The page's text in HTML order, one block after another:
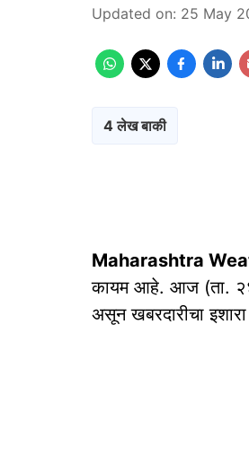
Updated on: 25 May
4 लेख बाकी
Maharashtra
कायम आहे. आज (ता. २४)
असून खबरदारीचा